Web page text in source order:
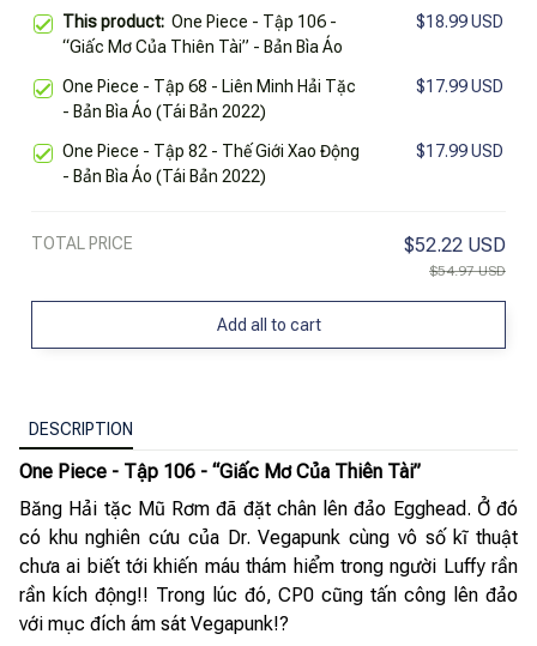
This product: One Piece - Tập 106 -
“Giấc Mơ Của Thiên Tài” - Bản Bìa Áo
$18.99 USD
One Piece - Tập 68 - Liên Minh Hải Tặc
- Bản Bìa Áo (Tái Bản 2022)
$17.99 USD
One Piece - Tập 82 - Thế Giới Xao Động
- Bản Bìa Áo (Tái Bản 2022)
$17.99 USD
TOTAL PRICE $52.22 USD
$54.97 USD
Add all to cart
DESCRIPTION
One Piece - Tập 106 - “Giấc Mơ Của Thiên Tài”
Băng Hải tặc Mũ Rơm đã đặt chân lên đảo Egghead. Ở đó
có khu nghiên cứu của Dr. Vegapunk cùng vô số kĩ thuật
chưa ai biết tới khiến máu thám hiểm trong người Luffy rần
rần kích động!! Trong lúc đó, CP0 cũng tấn công lên đảo
với mục đích ám sát Vegapunk!?